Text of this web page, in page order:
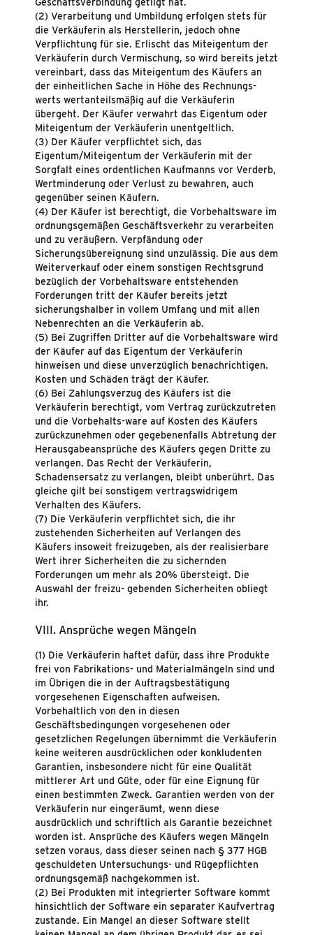
(2) Verarbeitung und Umbildung erfolgen stets für
die Verkäuferin als Herstellerin, jedoch ohne
Verpflichtung für sie. Erlischt das Miteigentum der
Verkäuferin durch Vermischung, so wird bereits jetzt
vereinbart, dass das Miteigentum des Käufers an
der einheitlichen Sache in Höhe des Rechnungs-
werts wertanteilsmäßig auf die Verkäuferin
übergeht. Der Käufer verwahrt das Eigentum oder
Miteigentum der Verkäuferin unentgeltlich.
(3) Der Käufer verpflichtet sich, das
Eigentum/Miteigentum der Verkäuferin mit der
Sorgfalt eines ordentlichen Kaufmanns vor Verderb,
Wertminderung oder Verlust zu bewahren, auch
gegenüber seinen Käufern.
(4) Der Käufer ist berechtigt, die Vorbehaltsware im
ordnungsgemäßen Geschäftsverkehr zu verarbeiten
und zu veräußern. Verpfändung oder
Sicherungsübereignung sind unzulässig. Die aus dem
Weiterverkauf oder einem sonstigen Rechtsgrund
bezüglich der Vorbehaltsware entstehenden
Forderungen tritt der Käufer bereits jetzt
sicherungshalber in vollem Umfang und mit allen
Nebenrechten an die Verkäuferin ab.
(5) Bei Zugriffen Dritter auf die Vorbehaltsware wird
der Käufer auf das Eigentum der Verkäuferin
hinweisen und diese unverzüglich benachrichtigen.
Kosten und Schäden trägt der Käufer.
(6) Bei Zahlungsverzug des Käufers ist die
Verkäuferin berechtigt, vom Vertrag zurückzutreten
und die Vorbehalts-ware auf Kosten des Käufers
zurückzunehmen oder gegebenenfalls Abtretung der
Herausgabeansprüche des Käufers gegen Dritte zu
verlangen. Das Recht der Verkäuferin,
Schadensersatz zu verlangen, bleibt unberührt. Das
gleiche gilt bei sonstigem vertragswidrigem
Verhalten des Käufers.
(7) Die Verkäuferin verpflichtet sich, die ihr
zustehenden Sicherheiten auf Verlangen des
Käufers insoweit freizugeben, als der realisierbare
Wert ihrer Sicherheiten die zu sichernden
Forderungen um mehr als 20% übersteigt. Die
Auswahl der freizu- gebenden Sicherheiten obliegt
ihr.
VIII. Ansprüche wegen Mängeln
(1) Die Verkäuferin haftet dafür, dass ihre Produkte
frei von Fabrikations- und Materialmängeln sind und
im Übrigen die in der Auftragsbestätigung
vorgesehenen Eigenschaften aufweisen.
Vorbehaltlich von den in diesen
Geschäftsbedingungen vorgesehenen oder
gesetzlichen Regelungen übernimmt die Verkäuferin
keine weiteren ausdrücklichen oder konkludenten
Garantien, insbesondere nicht für eine Qualität
mittlerer Art und Güte, oder für eine Eignung für
einen bestimmten Zweck. Garantien werden von der
Verkäuferin nur eingeräumt, wenn diese
ausdrücklich und schriftlich als Garantie bezeichnet
worden ist. Ansprüche des Käufers wegen Mängeln
setzen voraus, dass dieser seinen nach § 377 HGB
geschuldeten Untersuchungs- und Rügepflichten
ordnungsgemäß nachgekommen ist.
(2) Bei Produkten mit integrierter Software kommt
hinsichtlich der Software ein separater Kaufvertrag
zustande. Ein Mangel an dieser Software stellt